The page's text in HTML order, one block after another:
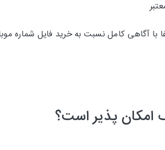
با آگاهی کامل نسبت به خرید فایل شماره
امکان پذیر است؟